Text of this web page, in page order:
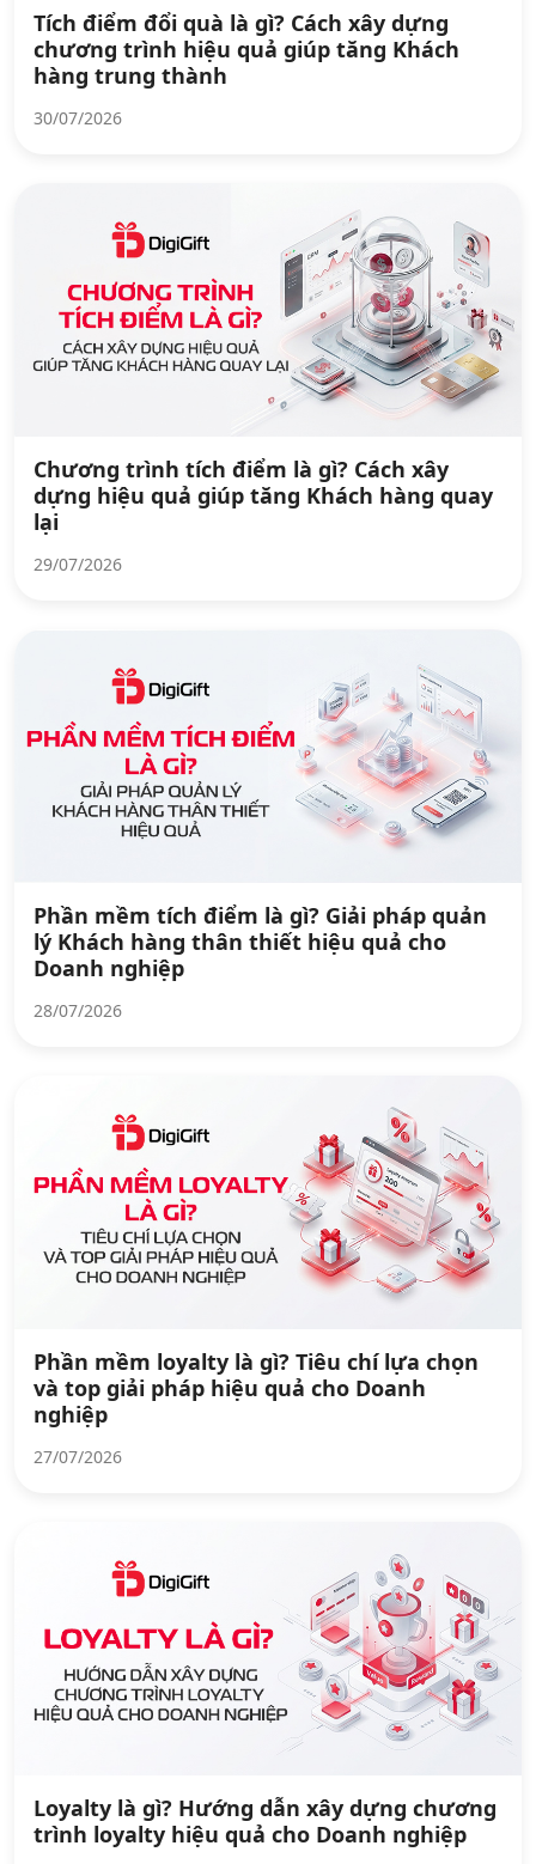
Tích điểm đổi quà là gì? Cách xây dựng
chương trình hiệu quả giúp tăng Khách
hàng trung thành
30/07/2026
Chương trình tích điểm là gì? Cách xây
dựng hiệu quả giúp tăng Khách hàng quay
lại
29/07/2026
Phần mềm tích điểm là gì? Giải pháp quản
lý Khách hàng thân thiết hiệu quả cho
Doanh nghiệp
28/07/2026
Phần mềm loyalty là gì? Tiêu chí lựa chọn
và top giải pháp hiệu quả cho Doanh
nghiệp
27/07/2026
Loyalty là gì? Hướng dẫn xây dựng chương
trình loyalty hiệu quả cho Doanh nghiệp